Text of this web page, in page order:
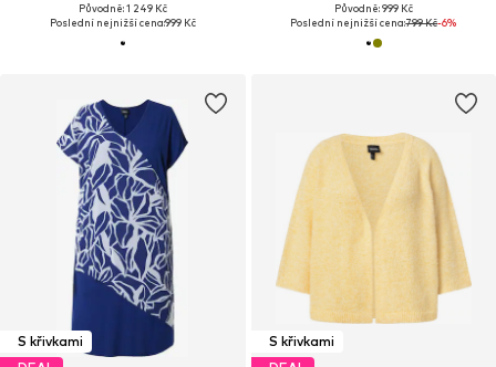
Původně: 1 249 Kč
Poslední nejnižší cena:999 Kč
Původně: 999 Kč
Poslední nejnižší cena:799 Kč-6%
S křivkami
S křivkami